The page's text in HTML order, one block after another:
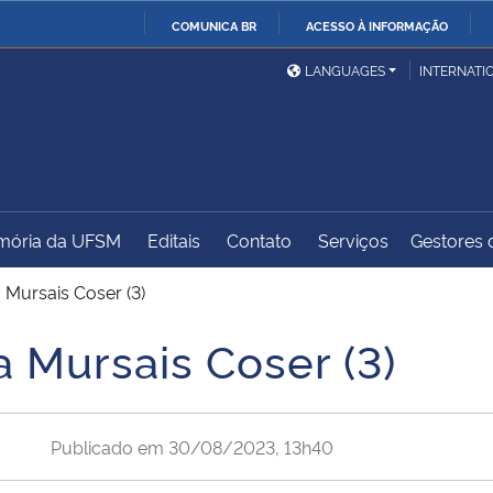
COMUNICA BR ACESSO À INFORMAÇÃO
Ministério da Defesa
Ministério das Relações
Exteriores
Ministério do
Desenvolvimento Regional
Controladoria-Geral da
Advocacia-Geral da União Banco Central do Brasil
LANGUAGES
da UFSM Editais Contato Serviços Gestores
Coser (3)
Coser (3)
Publicado em 30/08/2023, 13h40